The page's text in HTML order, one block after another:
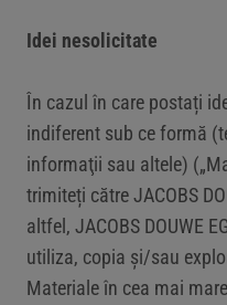
Idei nesolicitate
În cazul în care postați
indiferent sub ce formă
informaţii sau altele)
trimiteți către JACOBS
altfel, JACOBS DOUWE
utiliza, copia și/sau
Materiale în cea mai